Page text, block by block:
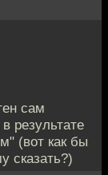
сам
результате
(вот как бы
сказать?)